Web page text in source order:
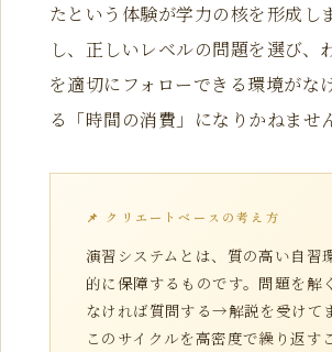
たという体験が学力の核を形成し
し、正しいレベルの問題を選び、
を適切にフォローできる環境がな
る「時間の消費」になりかねませ
📌 クリエートベースの考え方
演習システムとは、質の高い自習
的に保障するものです。問題を解
なければ質問する→解説を受けて
このサイクルを高密度で繰り返す